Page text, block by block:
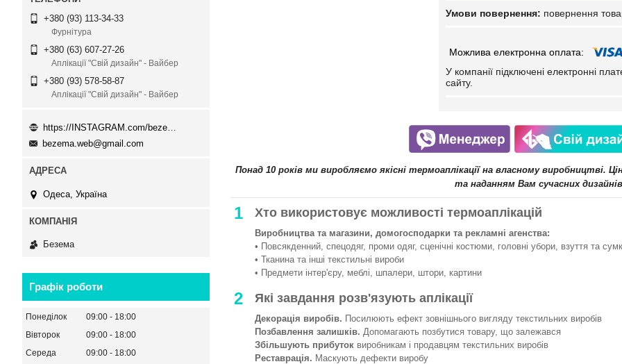
повернення
У компанії підключені електронні
сайту.
Понад 10 років ми виробляємо якісні термоаплікації на власному виробництві.
та наданням Вам сучасних
1 Хто використовує можливості термоаплікацій
Виробництва та магазини, домогосподарки та рекламні агенства:
• Повсякденний, спецодяг, проми одяг, сценічні костюми, головні убори, взуття та
• Тканина та інші текстильні вироби
• Предмети інтер'єру, меблі, шпалери, штори, картини
2 Які завдання розв'язують аплікації
Декорація виробів. Посилюють ефект зовнішнього вигляду текстильних виробів
Позбавлення залишків. Допомагають позбутися товару, що залежався
Збільшують прибуток виробникам і продавцям текстильних виробів
Реставрація. Маскують дефекти виробу
+380 (93) 113-34-33
Фурнітура
+380 (63) 607-27-26
Аплікації "Свій дизайн" - Вайбер
+380 (93) 578-58-87
Аплікації "Свій дизайн" - Вайбер
bezema.web@gmail.com
Одеса, Україна
Безема
Графік роботи
Понеділок 09:00
18:00
Вівторок
09:00
18:00
Середа
09:00
18:00